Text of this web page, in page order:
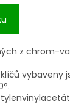
z chrom-
vybaveny